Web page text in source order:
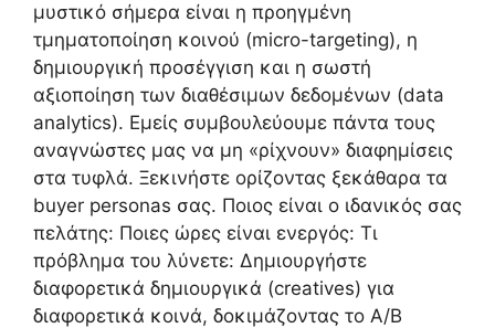
μυστικό σήμερα είναι η προηγμένη
τμηματοποίηση κοινού (micro-targeting), η
δημιουργική προσέγγιση και η σωστή
αξιοποίηση των διαθέσιμων δεδομένων (data
analytics). Εμείς συμβουλεύουμε πάντα τους
αναγνώστες μας να μη «ρίχνουν» διαφημίσεις
στα τυφλά. Ξεκινήστε ορίζοντας ξεκάθαρα τα
buyer personas σας. Ποιος είναι ο ιδανικός σας
πελάτης: Ποιες ώρες είναι ενεργός: Τι
πρόβλημα του λύνετε: Δημιουργήστε
διαφορετικά δημιουργικά (creatives) για
διαφορετικά κοινά, δοκιμάζοντας το A/B